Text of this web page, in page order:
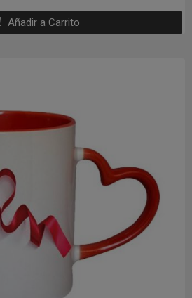
Añadir a Carrito